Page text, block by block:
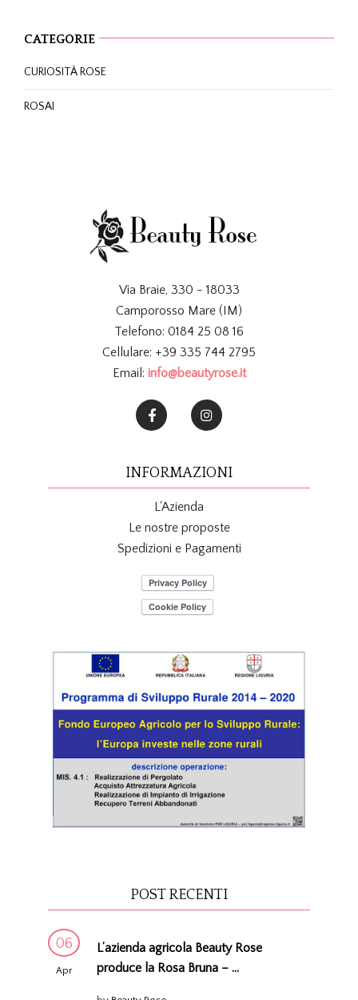
CATEGORIE
CURIOSITÀ ROSE
ROSAI
Via Braie, 330 - 18033
Camporosso Mare (IM)
Telefono: 0184 25 08 16
Cellulare: +39 335 744 2795
Email: info@beautyrose.it
INFORMAZIONI
L'Azienda
Le nostre proposte
Spedizioni e Pagamenti
POST RECENTI
06
Apr
L’azienda agricola Beauty Rose
produce la Rosa Bruna – ...